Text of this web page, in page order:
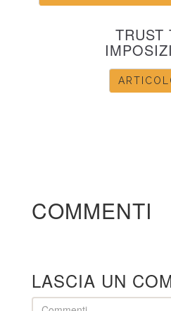
TRUST
COMMENTI
LASCIA UN
Comment